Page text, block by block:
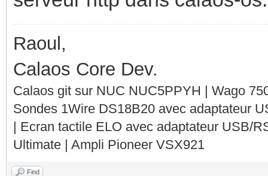
Raoul,
Calaos Core Dev.
Calaos git sur NUC NUC5PPYH | Wago
Sondes 1Wire DS18B20 avec adaptateur
| Ecran tactile ELO avec adaptateur USB/
Ultimate | Ampli Pioneer VSX921
Find